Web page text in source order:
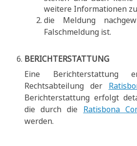
weitere Informationen
die Meldung
Falschmeldung ist.
BERICHTERSTATTUNG
Eine Berichterstattung
Rechtsabteilung der
Berichterstattung erfolgt
die durch die Ratisbona
werden.